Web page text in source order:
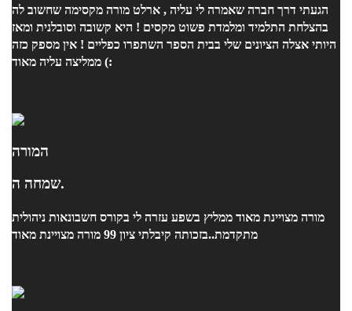
הגעתי דרך חברה שאמרה לי עליה , ארלט מורה מקסימה שחשוב לה
בהצלחת התלמיד ומלמדת פשוט מקסים ! היא קשובה וסובלנית ומאז
היותי אצלה הציונים שלי בבית הספר השתפרו כפליים ! אין מספק כזה
:) ממליצה עליה מאוד
המורה
שמחה ה.
מורה מצויינת מאוד ממליץ בשפע עזרה לי בקורס חשבונאות ניהולית
מתקדמת..בזכותה קיבלתי ציון 99 מורה מצויינת מאוד